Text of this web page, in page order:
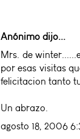
Anónimo dijo...
Mrs. de
por esas visitas
felicitacion tanto
Un abrazo.
agosto 18, 2006